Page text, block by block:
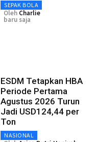
SEPAK BOLA
Oleh Charlie
baru saja
ESDM Tetapkan HBA
Periode Pertama
Agustus 2026 Turun
Jadi USD124,44 per
Ton
NASIONAL